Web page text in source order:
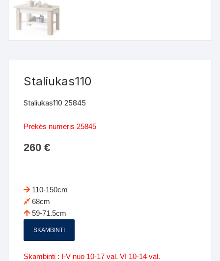
Staliukas110
Staliukas110 25845
Prekės numeris 25845
260€
110-150cm
68cm
59-71.5cm
SKAMBINTI
Skambinti : I-V nuo 10-17 val. VI 10-14 val.